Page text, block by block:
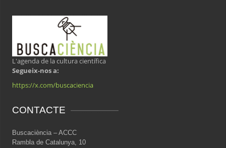
L'agenda de la cultura científica
Segueix-nos a:
https://x.com/buscaciencia
CONTACTE
Buscaciència – ACCC
Rambla de Catalunya, 10